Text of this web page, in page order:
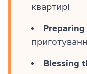
квартирі
Blessing